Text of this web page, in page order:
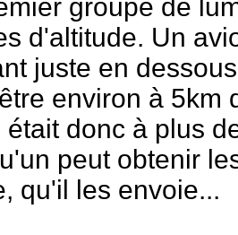
groupe de
d'altitude. Un
juste en
environ à 5km
était donc à plus
peut obtenir
qu'il les envoie...